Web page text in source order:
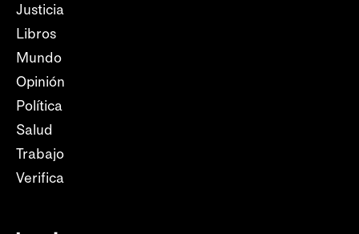
Justicia
Libros
Mundo
Opinión
Política
Salud
Trabajo
Verifica